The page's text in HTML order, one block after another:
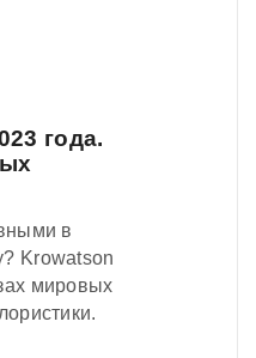
года.
в
Krowatson
мировых